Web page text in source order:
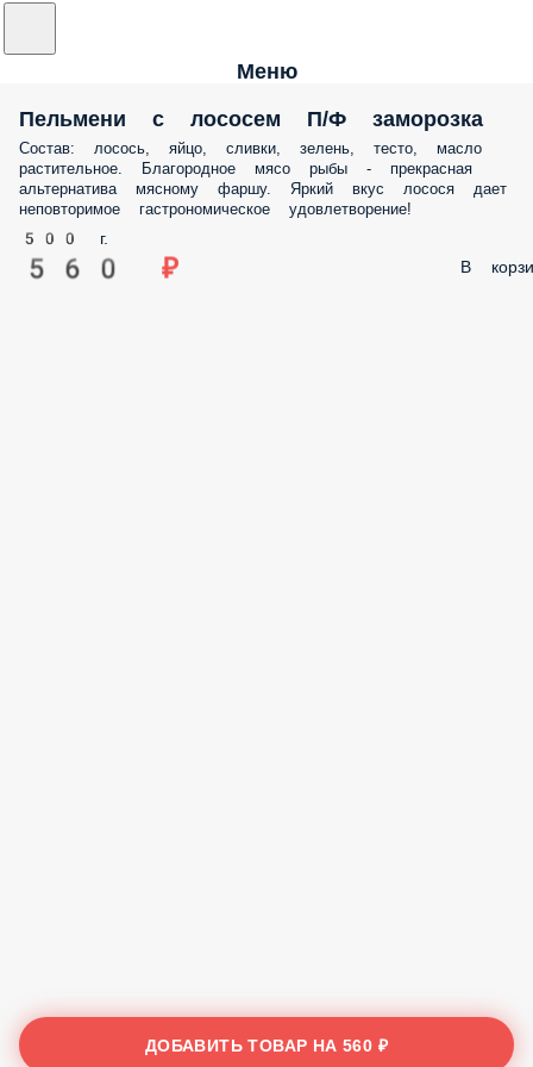
Меню
Пельмени с лососем П/Ф заморозка
Состав: лосось, яйцо, сливки, зелень, тесто, масло
растительное. Благородное мясо рыбы - прекрасная
альтернатива мясному фаршу. Яркий вкус лосося дает
неповторимое гастрономическое удовлетворение!
500 г.
560 ₽ В
ДОБАВИТЬ ТОВАР НА560 ₽